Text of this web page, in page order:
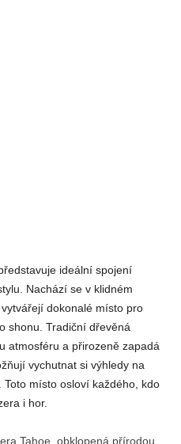
ideální spojení
Nachází se v klidném
dokonalé místo pro
shonu. Tradiční dřevěná
atmosféru a přirozeně zapadá
vychutnat si výhledy na
místo osloví každého, kdo
i hor.